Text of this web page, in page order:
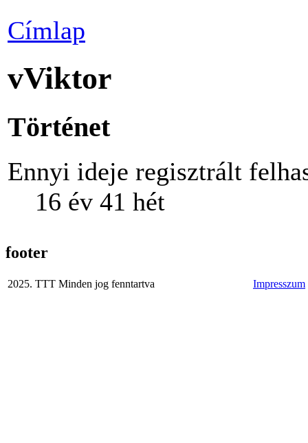
Címlap
vViktor
Történet
Ennyi ideje regisztrált
16 év 41 hét
footer
2025. TTT Minden jog fenntartva Impresszum